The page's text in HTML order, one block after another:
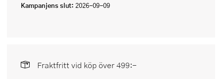
Kampanjens slut: 2026-09-09
Fraktfritt vid köp över 499:-